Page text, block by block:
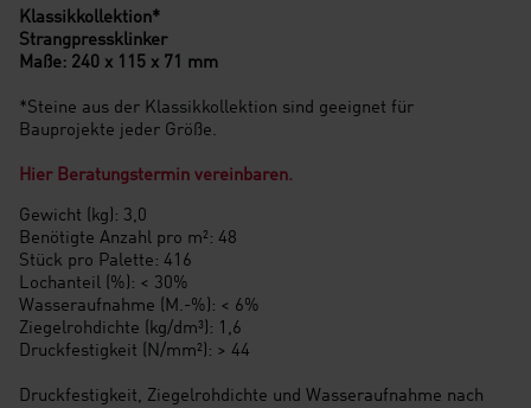
Klassikkollektion*
Strangpressklinker
Maße: 240 x 115 x 71 mm
*Steine aus der Klassikkollektion sind geeignet für
Bauprojekte jeder Größe.
Hier Beratungstermin vereinbaren.
Gewicht (kg): 3,0
Benötigte Anzahl pro m²: 48
Stück pro Palette: 416
Lochanteil (%): < 30%
Wasseraufnahme (M.-%): < 6%
Ziegelrohdichte (kg/dm³): 1,6
Druckfestigkeit (N/mm²): > 44
Druckfestigkeit, Ziegelrohdichte und Wasseraufnahme nach